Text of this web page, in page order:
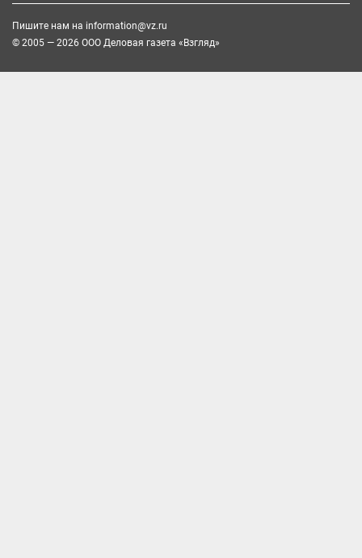
Пишите нам на information@vz.ru
© 2005 — 2026 ООО Деловая газета «Взгляд»